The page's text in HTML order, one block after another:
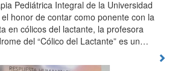
Pediátrica Integral de la Universidad
honor de contar como ponente con la
en cólicos del lactante, la profesora
del “Cólico del Lactante” es un…